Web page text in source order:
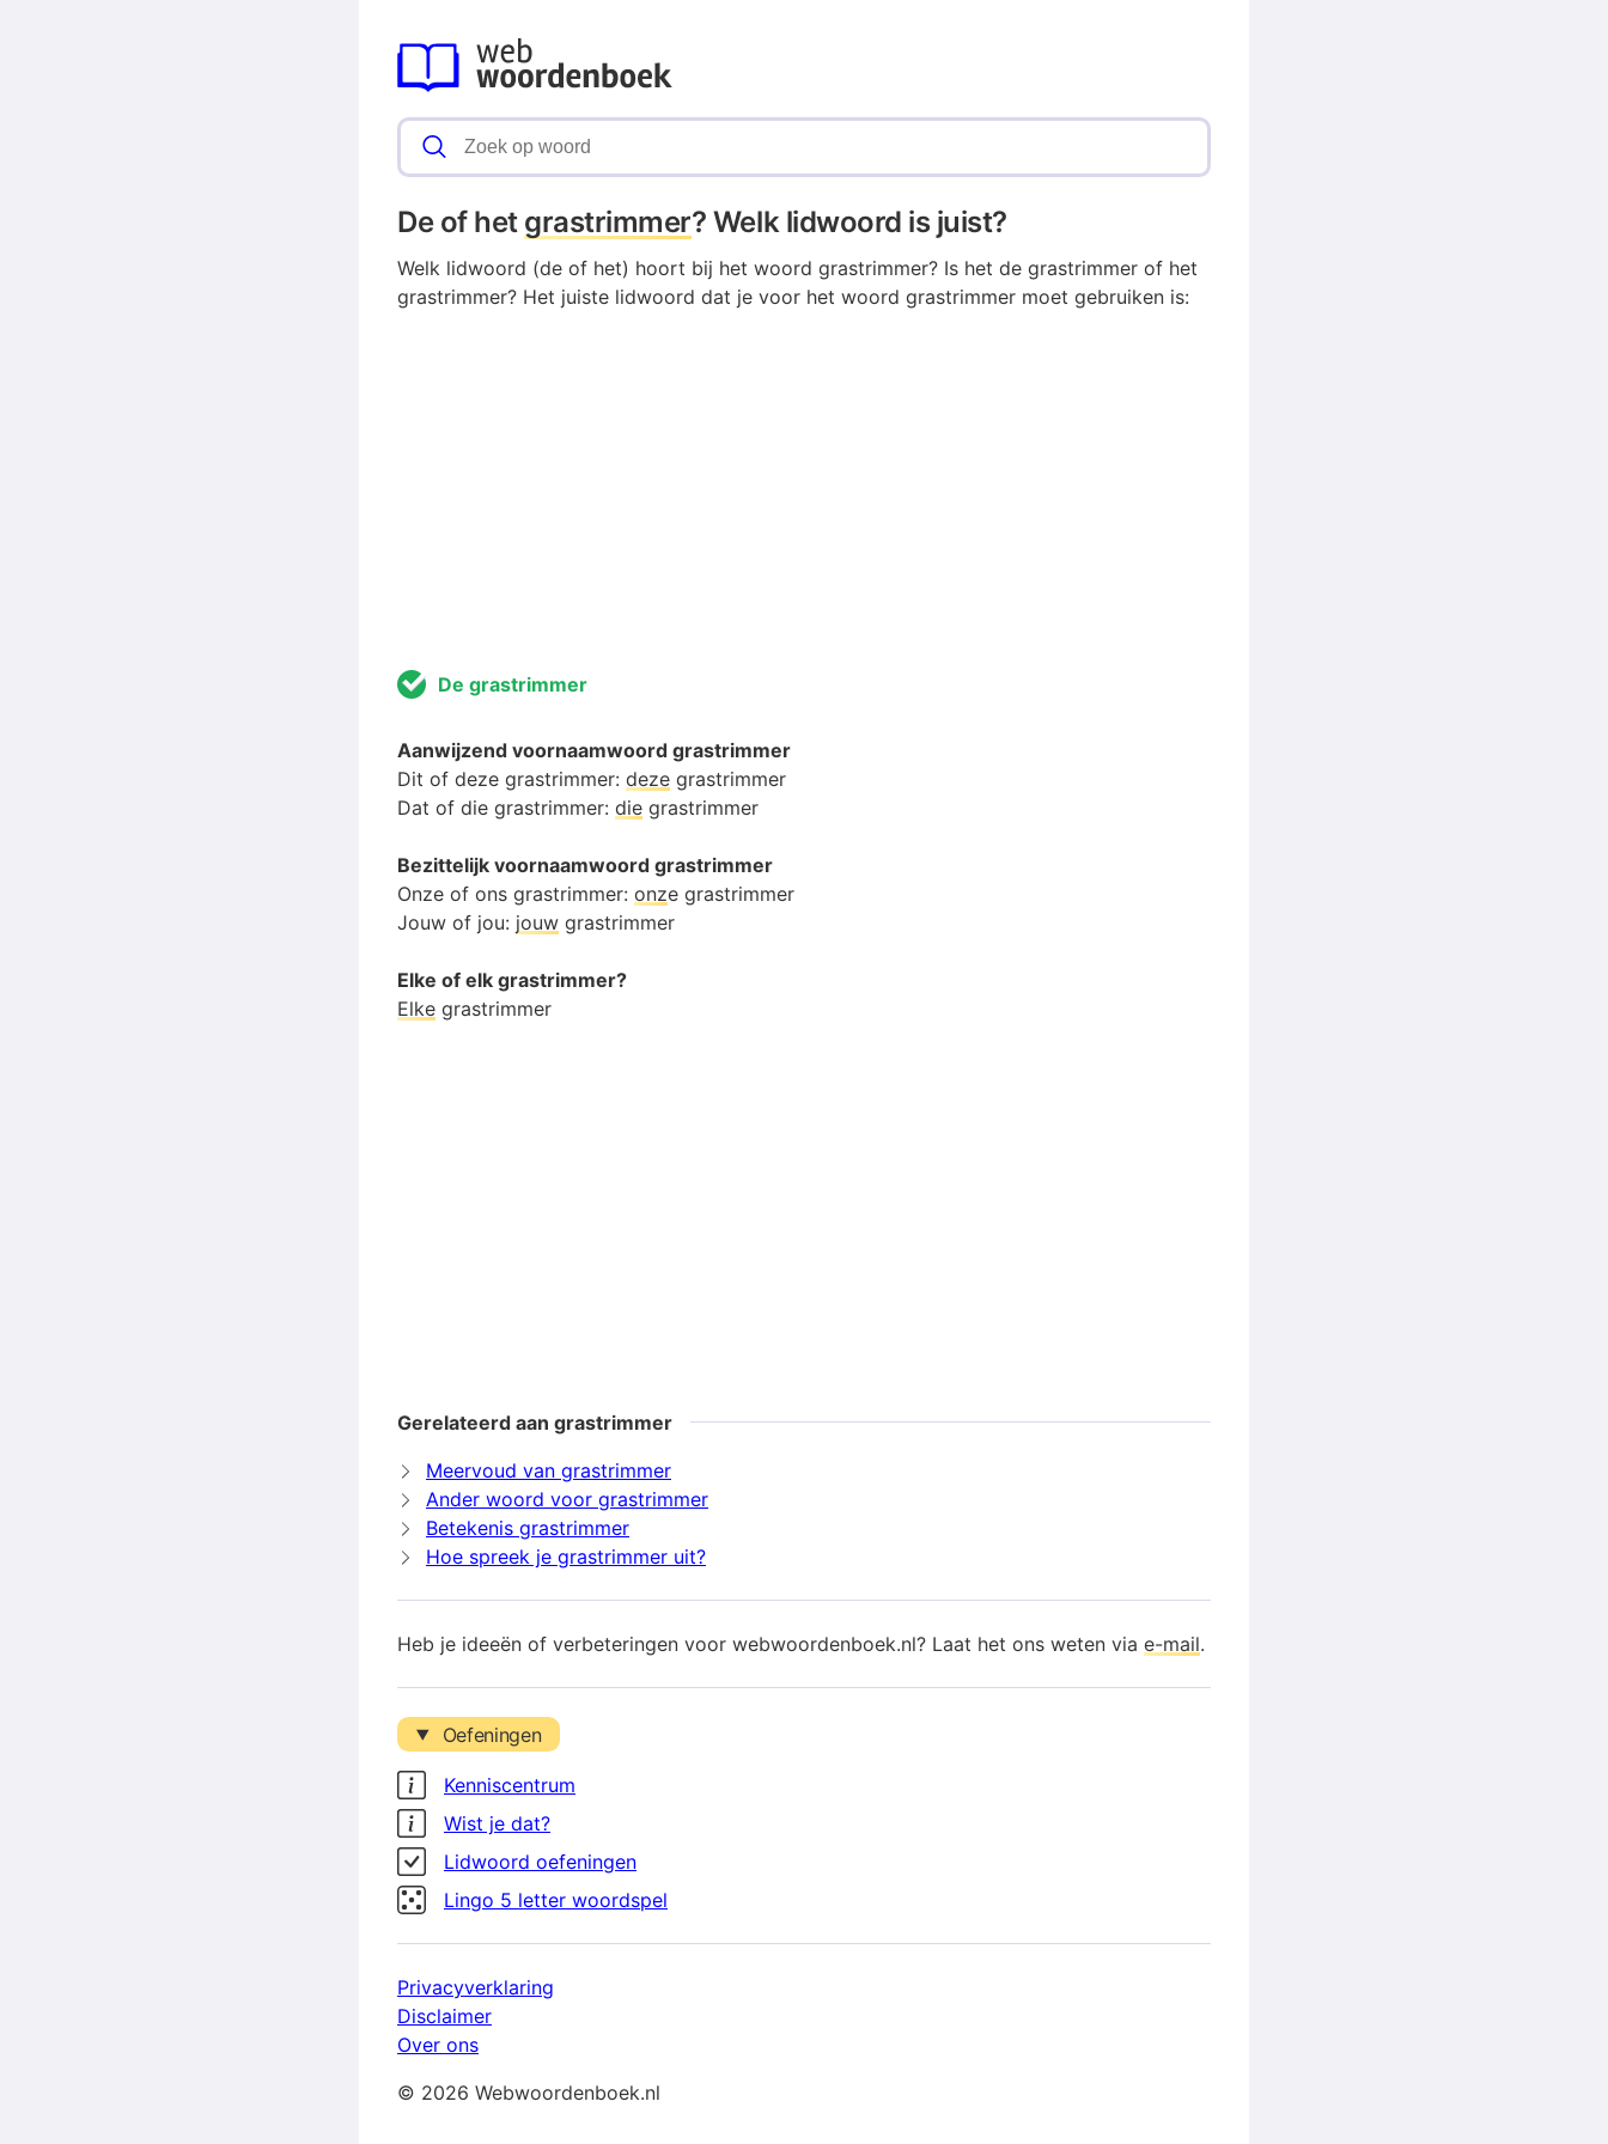
De of het grastrimmer? Welk lidwoord is juist?
Welk lidwoord (de of het) hoort bij het woord grastrimmer? Is het de grastrimmer of het
grastrimmer? Het juiste lidwoord dat je voor het woord grastrimmer moet gebruiken is:
De grastrimmer
Aanwijzend voornaamwoord grastrimmer
Dit of deze grastrimmer: deze grastrimmer
Dat of die grastrimmer: die grastrimmer
Bezittelijk voornaamwoord grastrimmer
Onze of ons grastrimmer: onze grastrimmer
Jouw of jou: jouw grastrimmer
Elke of elk grastrimmer?
Elke grastrimmer
Gerelateerd aan grastrimmer
Meervoud van grastrimmer
Ander woord voor grastrimmer
Betekenis grastrimmer
Hoe spreek je grastrimmer uit?
Heb je ideeën of verbeteringen voor webwoordenboek.nl? Laat het ons weten via e-mail.
Oefeningen
Kenniscentrum
Wist je dat?
Lidwoord oefeningen
Lingo 5 letter woordspel
Privacyverklaring
Disclaimer
Over ons
© 2026 Webwoordenboek.nl